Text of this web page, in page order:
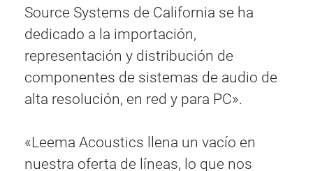
Source Systems de California se ha
dedicado a la importación,
representación y distribución de
componentes de sistemas de audio de
alta resolución, en red y para PC».
«Leema Acoustics llena un vacío en
nuestra oferta de líneas, lo que nos